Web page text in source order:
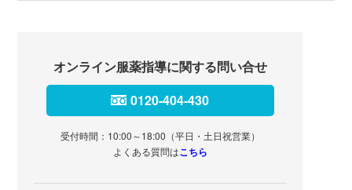
オンライン服薬指導に関する問い合せ
0120-404-430
受付時間：10:00～18:00（平日・土日祝営業）
よくある質問はこちら